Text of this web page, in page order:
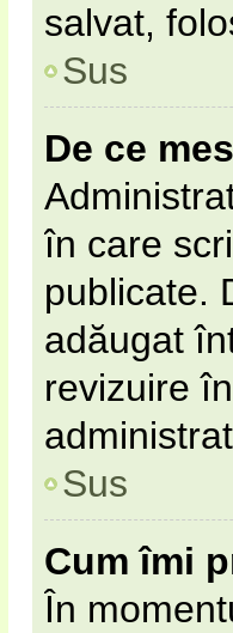
salvat,
Sus
De ce
în care
publicate.
adăugat
revizuire
Sus
Cum îmi
În